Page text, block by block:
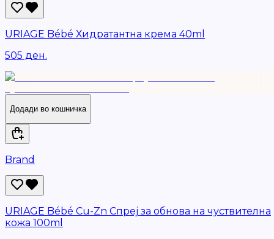
URIAGE Bébé Хидратантна крема 40ml
505 ден.
Додади во кошничка
Brand
URIAGE Bébé Cu-Zn Спреј за обнова на чуствителна
кожа 100ml